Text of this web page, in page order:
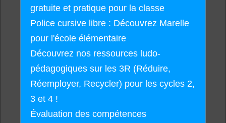
gratuite et pratique pour la classe
Police cursive libre : Découvrez Marelle
pour l'école élémentaire
Découvrez nos ressources ludo-
pédagogiques sur les 3R (Réduire,
Réemployer, Recycler) pour les cycles 2,
3 et 4 !
Évaluation des compétences